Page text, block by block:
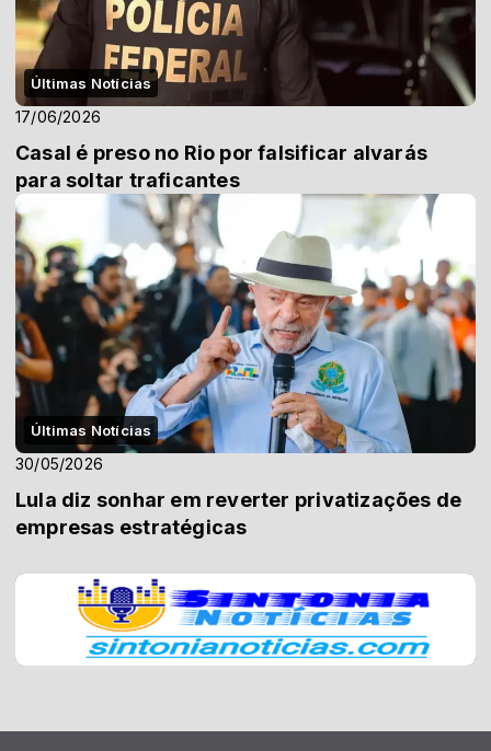
Últimas Notícias
17/06/2026
Casal é preso no Rio por falsificar alvarás
para soltar traficantes
Últimas Notícias
30/05/2026
Lula diz sonhar em reverter privatizações de
empresas estratégicas